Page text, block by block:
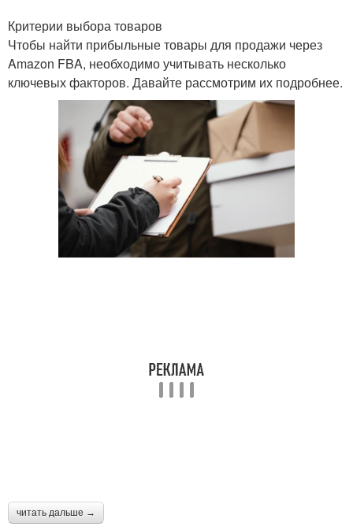
Критерии выбора товаров
Чтобы найти прибыльные товары для продажи через
Amazon FBA, необходимо учитывать несколько
ключевых факторов. Давайте рассмотрим их подробнее.
читать дальше →